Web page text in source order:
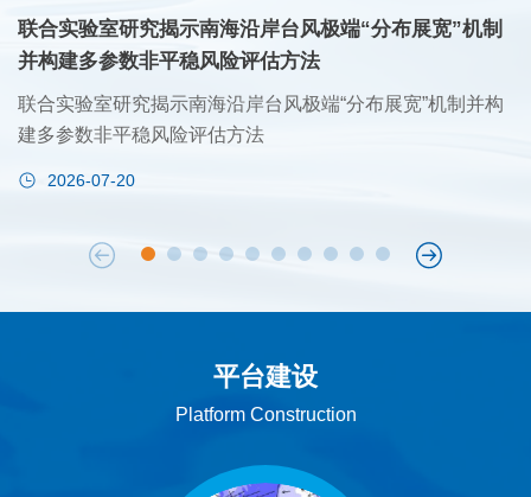
联合实验室研究揭示南海沿岸台风极端“分布展宽”机制
并构建多参数非平稳风险评估方法
联合实验室研究揭示南海沿岸台风极端“分布展宽”机制并构
建多参数非平稳风险评估方法
2026-07-20
平台建设
Platform Construction